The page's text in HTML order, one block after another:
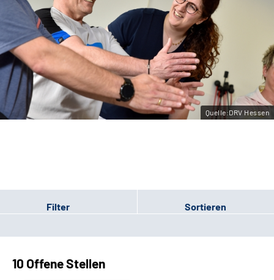
Sozialdienste & Zuweisende
Suche
Leichte Sprache
Quelle:DRV Hessen
Filter Sortieren
10 Offene Stellen